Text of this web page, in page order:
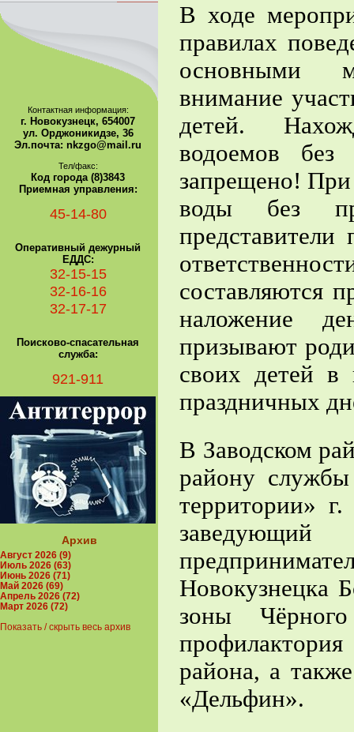
В ходе
правилах
основными
внимание
детей.
водоемов без
запрещено! При
воды без
представители
составляются
наложение
призывают
своих детей в
праздничных
В Заводском
району
территории»
Новокузнецка
зоны
района, а
«Дельфин».
Контактная информация:
г. Новокузнецк, 654007
ул. Орджоникидзе, 36
Эл.почта: nkzgo@mail.ru
Тел/факс:
Код города (8)3843
Приемная управления:
45-14-80
Оперативный дежурный
ЕДДС:
32-15-15
32-16-16
32-17-17
Поисково-спасательная
служба:
921-911
Архив
Август 2026 (9)
Июль 2026 (63)
Июнь 2026 (71)
Май 2026 (69)
Апрель 2026 (72)
Март 2026 (72)
Показать / скрыть весь архив